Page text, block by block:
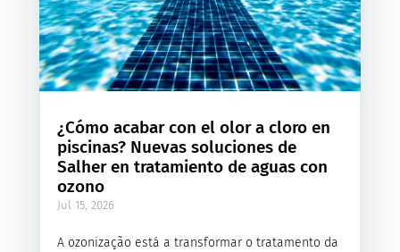
¿Cómo acabar con el olor a cloro en
piscinas? Nuevas soluciones de
Salher en tratamiento de aguas con
ozono
Jul 15, 2026
A ozonização está a transformar o tratamento da